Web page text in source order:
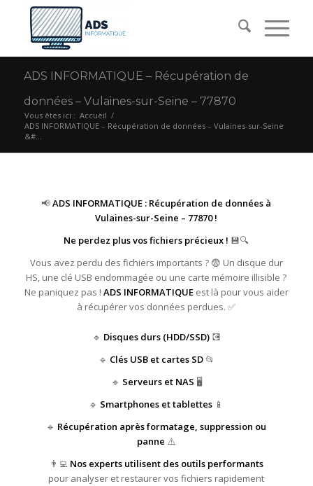
ADS INFORMATIQUE – Récupération de
données – Vulaines-sur-Seine – 77870
Vous êtes ici : Accueil /
ADS INFORMATIQUE – Récupération de données – Vulaines-sur-Seine
&#...
📢ADS INFORMATIQUE : Récupération de données à
Vulaines-sur-Seine – 77870 !
Ne perdez plus vos fichiers précieux ! 💾🔍
Vous avez perdu des fichiers importants ? 😨 Un disque dur
HS, une clé USB endommagée ou une carte mémoire illisible ?
Ne paniquez pas ! ADS INFORMATIQUEest là pour vous aider
à récupérer vos données perdues. ✅
🔹 Disques durs (HDD/SSD)💽
🔹 Clés USB et cartes SD📂
🔹 Serveurs et NAS 🖥️
🔹 Smartphones et tablettes 📱
🔹 Récupération après formatage, suppression ou
panne ⚠️
👨‍💻 Nos experts utilisent des outils performants
pour analyser et restaurer vos fichiers rapidement